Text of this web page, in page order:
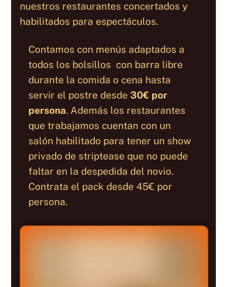
nuestros restaurantes concertados y
habilitados para espectáculos.
Contamos con menús adaptados a
todos los bolsillos con barra libre
durante la comida o cena hasta
servir el postre desde 30€ por
persona. Además los restaurantes
que trabajamos cuentan con un
salón habilitado para tener un show
privado de striptease que no puede
faltar en la despedida del novio.
Contrata el pack desde 45€ por
persona.